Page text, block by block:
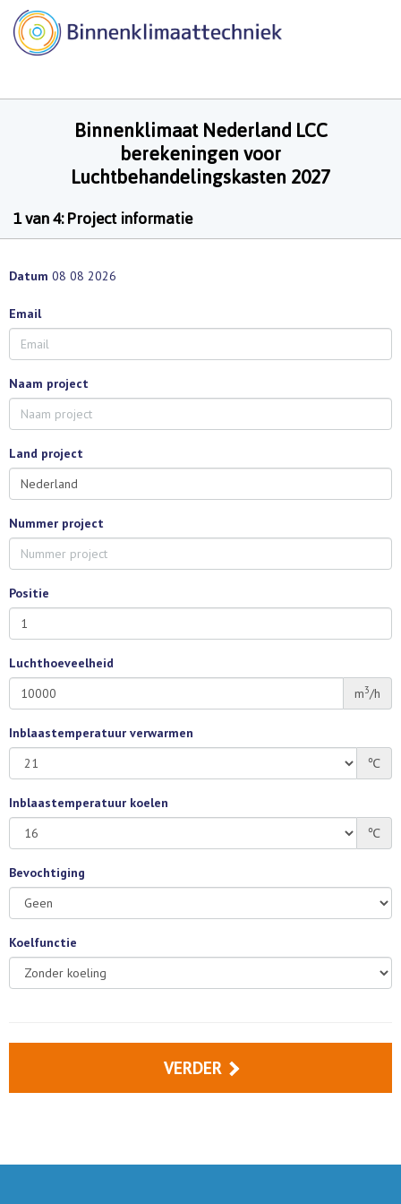
Binnenklimaat Nederland LCC
berekeningen voor
Luchtbehandelingskasten 2027
1 van 4: Project informatie
Datum 08 08 2026
Email
Naam project
Land project
Nummer project
Positie
Luchthoeveelheid
m3/h
Inblaastemperatuur verwarmen
℃
Inblaastemperatuur koelen
℃
Bevochtiging
Koelfunctie
VERDER